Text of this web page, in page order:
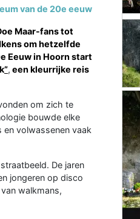
van de 20e eeuw
Maar-fans tot
om hetzelfde
Eeuw in Hoorn start
”, een kleurrijke reis
om zich te
bouwde elke
en volwassenen vaak
De jaren
jongeren op disco
walkmans,